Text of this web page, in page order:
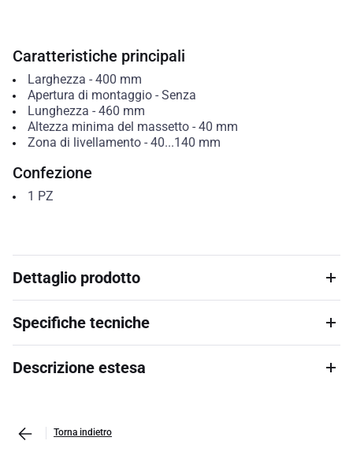
Caratteristiche principali
Larghezza - 400 mm
Apertura di montaggio- Senza
Lunghezza - 460 mm
Altezza minima del massetto- 40 mm
Zona di livellamento- 40...140 mm
Confezione
1 PZ
Dettaglio prodotto
Specifiche tecniche
Descrizione estesa
Torna indietro